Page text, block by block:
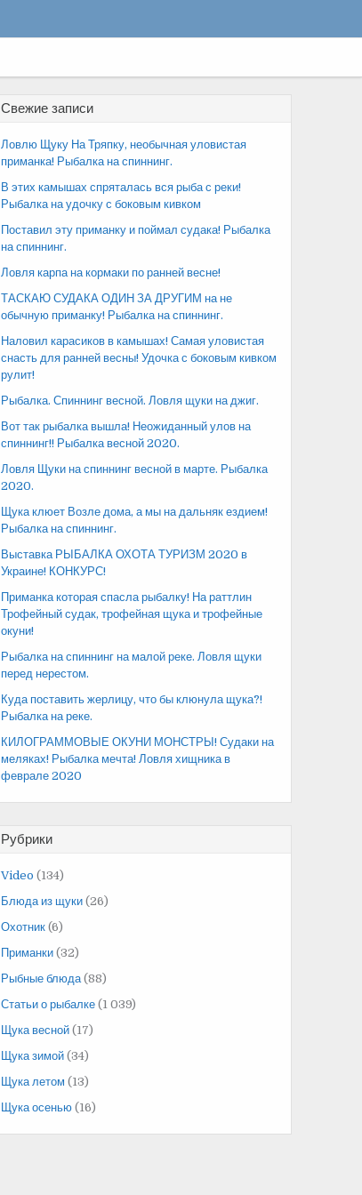
Свежие записи
Ловлю Щуку На Тряпку, необычная уловистая
приманка! Рыбалка на спиннинг.
В этих камышах спряталась вся рыба с реки!
Рыбалка на удочку с боковым кивком
Поставил эту приманку и поймал судака! Рыбалка
на спиннинг.
Ловля карпа на кормаки по ранней весне!
ТАСКАЮ СУДАКА ОДИН ЗА ДРУГИМ на не
обычную приманку! Рыбалка на спиннинг.
Наловил карасиков в камышах! Самая уловистая
снасть для ранней весны! Удочка с боковым кивком
рулит!
Рыбалка. Спиннинг весной. Ловля щуки на джиг.
Вот так рыбалка вышла! Неожиданный улов на
спиннинг!! Рыбалка весной 2020.
Ловля Щуки на спиннинг весной в марте. Рыбалка
2020.
Щука клюет Возле дома, а мы на дальняк ездием!
Рыбалка на спиннинг.
Выставка РЫБАЛКА ОХОТА ТУРИЗМ 2020 в
Украине! КОНКУРС!
Приманка которая спасла рыбалку! На раттлин
Трофейный судак, трофейная щука и трофейные
окуни!
Рыбалка на спиннинг на малой реке. Ловля щуки
перед нерестом.
Куда поставить жерлицу, что бы клюнула щука?!
Рыбалка на реке.
КИЛОГРАММОВЫЕ ОКУНИ МОНСТРЫ! Судаки на
меляках! Рыбалка мечта! Ловля хищника в
феврале 2020
Рубрики
Video (134)
Блюда из щуки (26)
Охотник (6)
Приманки (32)
Рыбные блюда(88)
Статьи о рыбалке (1 039)
Щука весной (17)
Щука зимой (34)
Щука летом (13)
Щука осенью (16)